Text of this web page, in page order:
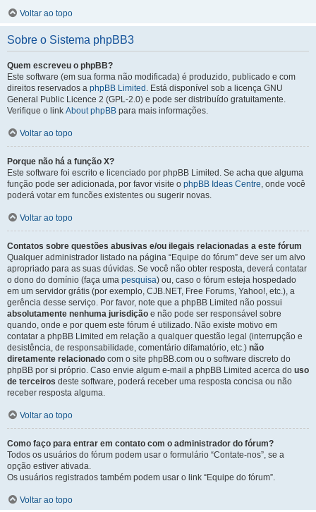
Voltar ao topo
Sobre o Sistema phpBB3
Quem escreveu o phpBB?
Este software (em sua forma não modificada) é produzido, publicado e com
direitos reservados a phpBB Limited . Está disponível sob a licença GNU
General Public Licence 2 (GPL-2.0) e pode ser distribuído gratuitamente.
Verifique o link About phpBB para mais informações.
Voltar ao topo
Porque não há a função X?
Este software foi escrito e licenciado por phpBB Limited. Se acha que alguma
função pode ser adicionada, por favor visite o phpBB Ideas Centre, onde você
poderá votar em funcões existentes ou sugerir novas.
Voltar ao topo
Contatos sobre questões abusivas e/ou ilegais relacionadas a este fórum
Qualquer administrador listado na página “Equipe do fórum” deve ser um alvo
apropriado para as suas dúvidas. Se você não obter resposta, deverá contatar
o dono do domínio (faça uma pesquisa) ou, caso o fórum esteja hospedado
em um servidor grátis (por exemplo, CJB.NET, Free Forums, Yahoo!, etc.), a
gerência desse serviço. Por favor, note que a phpBB Limited não possui
absolutamente nenhuma jurisdição e não pode ser responsável sobre
quando, onde e por quem este fórum é utilizado. Não existe motivo em
contatar a phpBB Limited em relação a qualquer questão legal (interrupção e
desistência, de responsabilidade, comentário difamatório, etc.) não
diretamente relacionado com o site phpBB.com ou o software discreto do
phpBB por si próprio. Caso envie algum e-mail a phpBB Limited acerca do uso
de terceiros deste software, poderá receber uma resposta concisa ou não
receber resposta alguma.
Voltar ao topo
Como faço para entrar em contato com o administrador do fórum?
Todos os usuários do fórum podem usar o formulário “Contate-nos”, se a
opção estiver ativada.
Os usuários registrados também podem usar o link “Equipe do fórum”.
Voltar ao topo